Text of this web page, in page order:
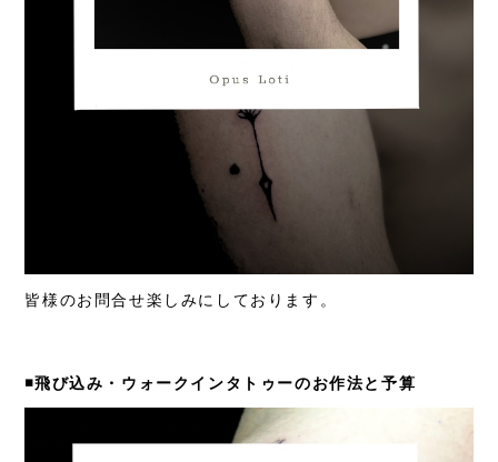
皆様のお問合せ楽しみにしております。
◾️飛び込み・ウォークインタトゥーのお作法と予算